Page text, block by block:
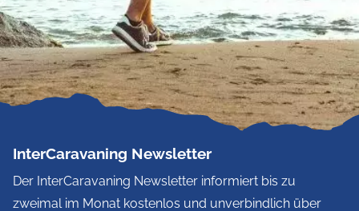
InterCaravaning Newsletter
Der InterCaravaning Newsletter informiert bis zu
zweimal im Monat kostenlos und unverbindlich über